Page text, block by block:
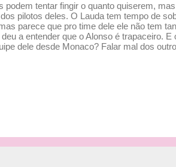
tentar fingir o quanto quiserem,
pilotos deles. O Lauda tem tempo de
parece que pro time dele ele não tem
a entender que o Alonso é trapaceiro. E
dele desde Monaco? Falar mal dos